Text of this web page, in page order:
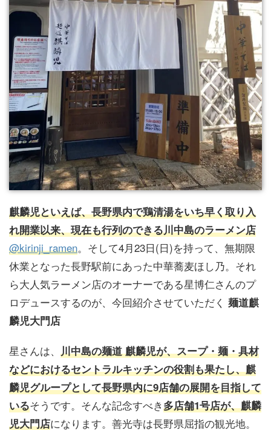
麒麟児といえば、長野県内で鶏清湯をいち早く取り入
れ開業以来、現在も行列のできる川中島のラーメン店
@kirinji_ramen。そして4月23日(日)を持って、無期限
休業となった長野駅前にあった中華蕎麦ほし乃。それ
ら大人気ラーメン店のオーナーである星博仁さんのプ
ロデュースするのが、今回紹介させていただく 麺道麒
麟児大門店
星さんは、 川中島の麺道 麒麟児が、スープ・麺・具材
などにおけるセントラルキッチンの役割も果たし、麒
麟児グループとして長野県内に9店舗の展開を目指して
いるそうです。そんな記念すべき多店舗1号店が、麒麟
児大門店になります。善光寺は長野県屈指の観光地。